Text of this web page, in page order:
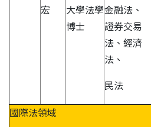
宏
大學法學
博士
金融法、
證券交易
法、經濟
法、
民法
國際法領域